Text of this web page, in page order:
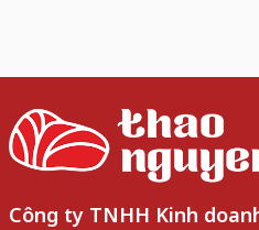
Công ty TNHH Kinh